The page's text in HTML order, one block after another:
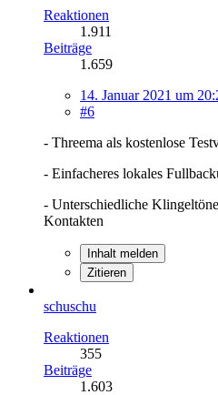
Reaktionen
1.911
Beiträge
1.659
14. Januar 2021 um
#6
- Threema als kostenlose
- Einfacheres lokales
- Unterschiedliche
Kontakten
Inhalt melden
Zitieren
schuschu
Reaktionen
355
Beiträge
1.603